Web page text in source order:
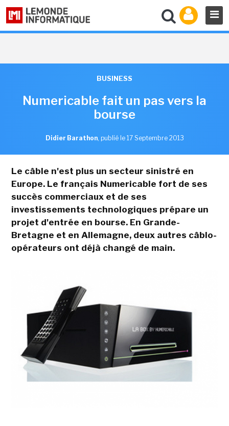
BUSINESS
Numericable fait un pas vers la
bourse
Didier Barathon, publié le 17 Septembre 2013
Le câble n'est plus un secteur sinistré en
Europe. Le français Numericable fort de ses
succès commerciaux et de ses
investissements technologiques prépare un
projet d'entrée en bourse. En Grande-
Bretagne et en Allemagne, deux autres câblo-
opérateurs ont déjà changé de main.